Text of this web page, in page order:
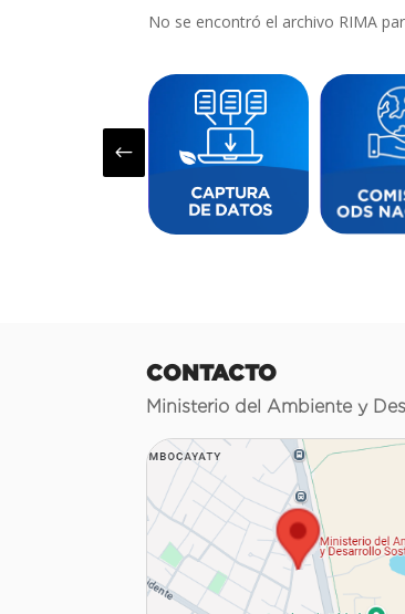
No se encontró el archivo RIMA
#
CONTACTO
Ministerio del Ambiente y